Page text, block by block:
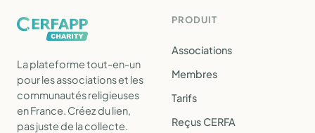
La plateforme tout-en-un
pour les associations et les
communautés religieuses
en France. Créez du lien,
pas juste de la collecte.
PRODUIT
Associations
Membres
Tarifs
Reçus CERFA